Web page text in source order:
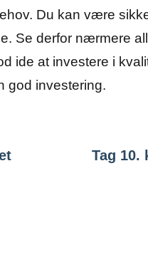
Du kan være
Se derfor nærmere
ide at investere i
god investering.
Tag 10.